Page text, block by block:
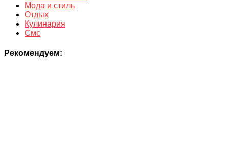
Мода и стиль
Отдых
Кулинария
Смс
Рекомендуем: